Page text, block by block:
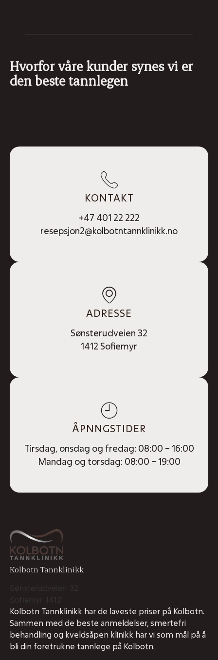
Hvorfor våre kunder synes vi er
den beste tannlegen
KONTAKT
+47 401 22 222
resepsjon2@kolbotntannklinikk.no
ADRESSE
Sønsterudveien 32
1412 Sofiemyr
ÅPNNGSTIDER
Tirsdag, onsdag og fredag: 08:00 – 16:00
Mandag og torsdag: 08:00 – 19:00
Kolbotn Tannklinikk
Sønsterudveien 32
Sofiemyr
Kolbotn Tannklinikk har de laveste priser på Kolbotn.
Sammen med de beste anmeldelser, smertefri
behandling og kveldsåpen klinikk har vi som mål på å
bli din foretrukne tannlege på Kolbotn.